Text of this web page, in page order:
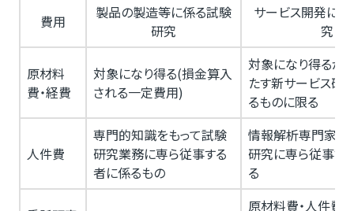
費用
製品の製造等に係る試験
研究
サービス開発に
究
原材料
費・経費
対象になり得る(損金算入
される一定費用)
対象になり得るが
たす新サービス研
るものに限る
人件費
専門的知識をもって試験
研究業務に専ら従事する
者に係るもの
情報解析専門家が
研究に専ら従事す
る
原材料費・人件費